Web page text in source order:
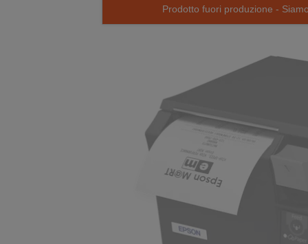
Prodotto fuori produzione -